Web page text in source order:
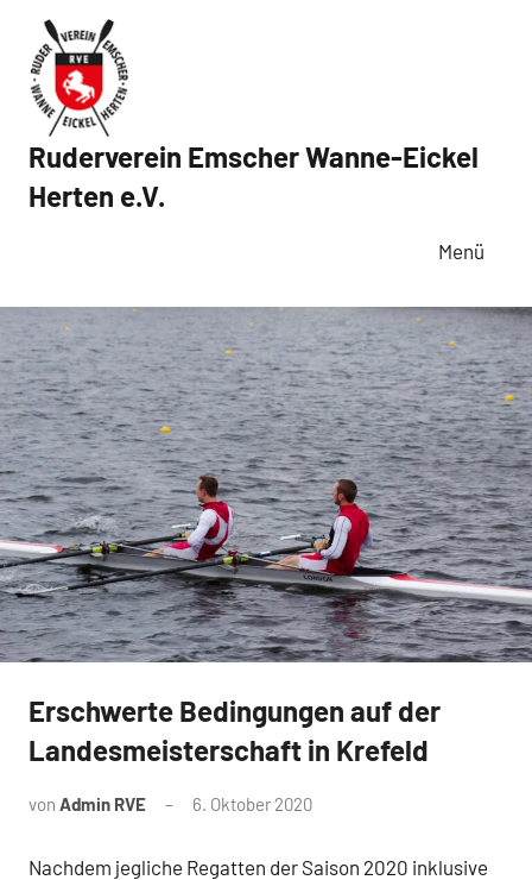
Inhalt
springen
Ruderverein Emscher Wanne-Eickel
Herten e.V.
Menü
News
Erschwerte Bedingungen auf der
Landesmeisterschaft in Krefeld
von Admin RVE 6. Oktober 2020
Nachdem jegliche Regatten der Saison 2020 inklusive